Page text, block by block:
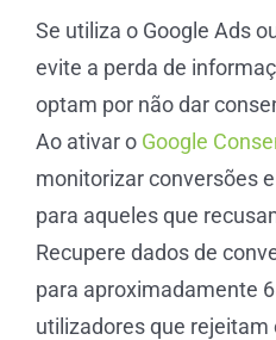
Se utiliza o Google Ads
evite a perda de
optam por não dar
Ao ativar o Google
monitorizar conversões
para aqueles que
Recupere dados de
para aproximadamente
utilizadores que rejeitam